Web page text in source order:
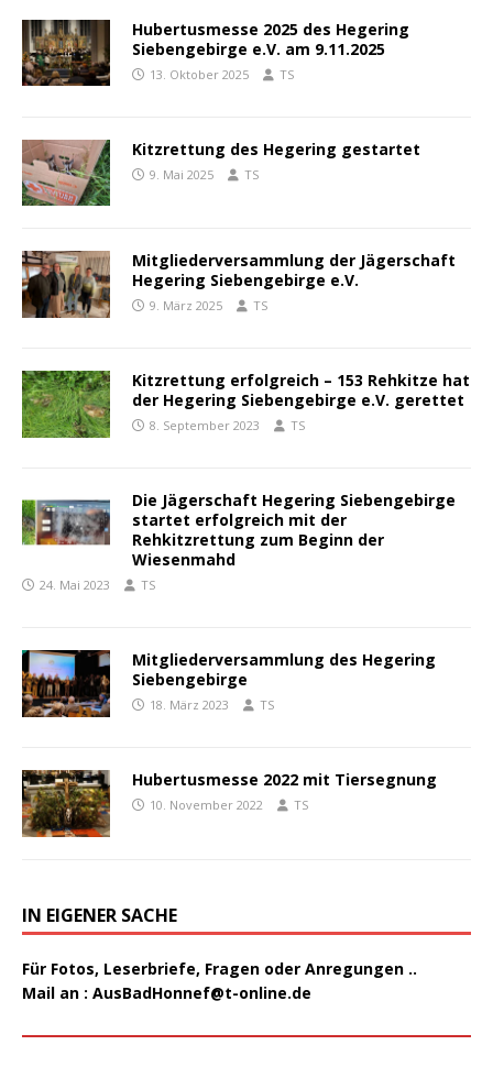
Hubertusmesse 2025 des Hegering
Siebengebirge e.V. am 9.11.2025
13. Oktober 2025 TS
Kitzrettung des Hegering gestartet
9. Mai 2025 TS
Mitgliederversammlung der Jägerschaft
Hegering Siebengebirge e.V.
9. März 2025 TS
Kitzrettung erfolgreich – 153 Rehkitze hat
der Hegering Siebengebirge e.V. gerettet
8. September 2023 TS
Die Jägerschaft Hegering Siebengebirge
startet erfolgreich mit der
Rehkitzrettung zum Beginn der
Wiesenmahd
24. Mai 2023 TS
Mitgliederversammlung des Hegering
Siebengebirge
18. März 2023 TS
Hubertusmesse 2022 mit Tiersegnung
10. November 2022 TS
IN EIGENER SACHE
Für Fotos, Leserbriefe, Fragen oder Anregungen ..
Mail an : AusBadHonnef@t-online.de